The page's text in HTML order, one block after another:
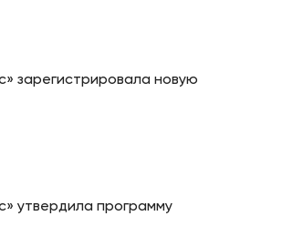
зарегистрировала новую
утвердила программу